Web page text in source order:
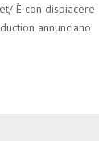
È con dispiacere
annunciano